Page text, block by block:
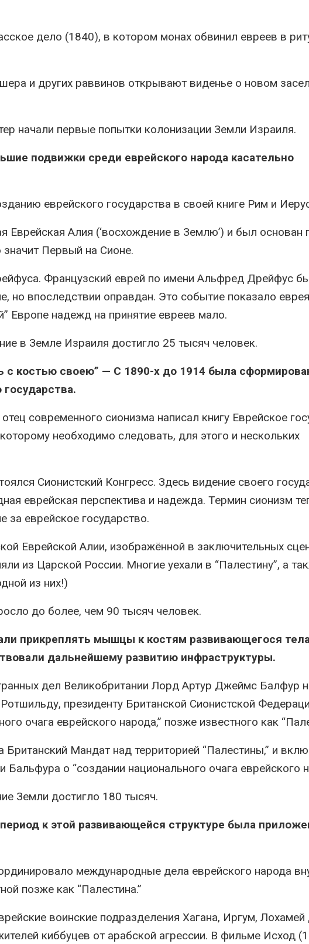
дело (1840), в котором монах обвинил евреев в
и других раввинов открывают виденье о новом
начали первые попытки колонизации Земли Израиля.
подвижки среди еврейского народа касательно
еврейского государства в своей книге Рим и
Еврейская Алия (‘восхождение в Землю’) и был основан
Первый на Сионе.
Французский еврей по имени Альфред Дрейфус
но впоследствии оправдан. Это событие показало
Европе надежд на принятие евреев мало.
в Земле Израиля достигло 25 тысяч человек.
с костью своею” — С 1890-х до 1914 была
государства.
современного сионизма написал книгу Еврейское
необходимо следовать, для этого и нескольких
Сионистский Конгресс. Здесь видение своего
еврейская перспектива и надежда. Термин сионизм
за еврейское государство.
Еврейской Алии, изображённой в заключительных
из Царской России. Многие уехали в “Палестину”, а
из них!)
до более, чем 90 тысяч человек.
прикреплять мышцы к костям развивающегося
дальнейшему развитию инфраструктуры.
дел Великобритании Лорд Артур Джеймс Балфур
президенту Британской Сионистской
очага еврейского народа,” позже известного как
Мандат над территорией “Палестины,” и
о “создании национального очага еврейского
Земли достигло 180 тысяч.
к этой развивающейся структуре была
международные дела еврейского народа
позже как “Палестина.”
воинские подразделения Хагана, Иргум, Лохамей
киббуцев от арабской агрессии. В фильме Исход